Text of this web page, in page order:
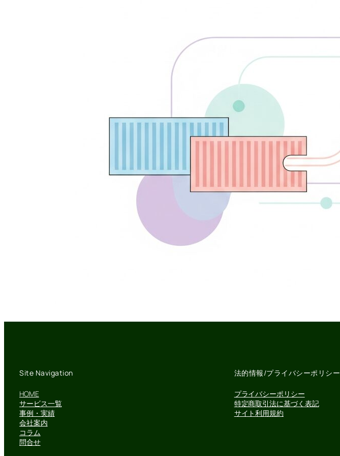
Site Navigation
HOME
サービス一覧
事例・実績
会社案内
コラム
問合せ
法的情報/プライバシーポリシー
プライバシーポリシー
特定商取引法に基づく表記
サイト利用規約